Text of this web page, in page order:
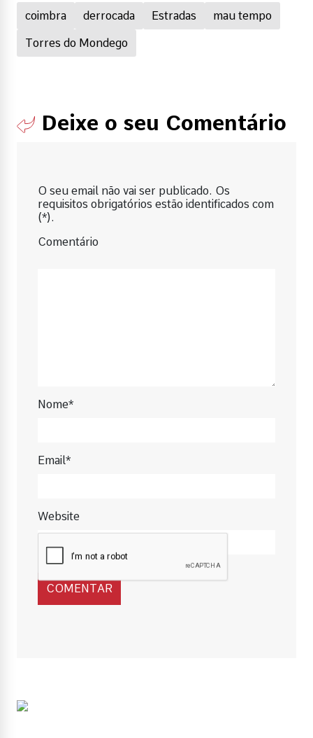
coimbra derrocada Estradas mau tempo
Torres do Mondego
Deixe o seu Comentário
O seu email não vai ser publicado. Os
requisitos obrigatórios estão identificados com
(*).
Comentário
Nome*
Email*
Website